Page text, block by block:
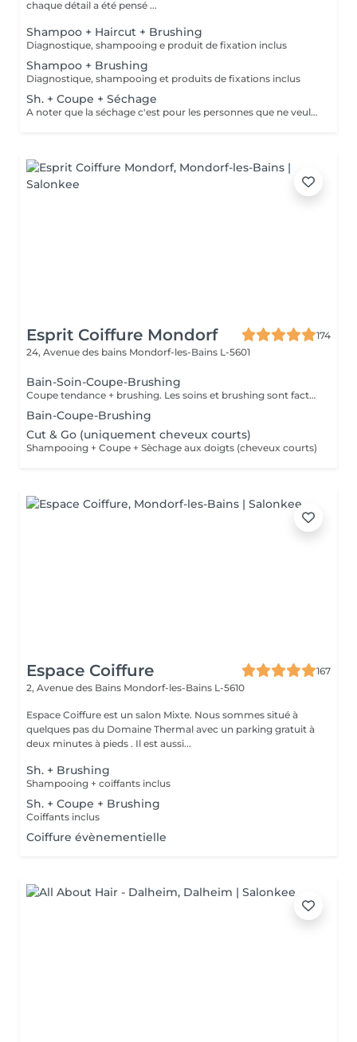
chaque détail a été pensé ...
Shampoo + Haircut + Brushing
Diagnostique, shampooing e produit de fixation inclus
Shampoo + Brushing
Diagnostique, shampooing et produits de fixations inclus
Sh. + Coupe + Séchage
A noter que la séchage c'est pour les personnes que ne veulent pas faire le brushing. C'est simplement pour en enlever l'excès de l'eau du cheveux!
Esprit Coiffure Mondorf
174
24, Avenue des bains Mondorf-les-Bains L-5601
Bain-Soin-Coupe-Brushing
Coupe tendance + brushing. Les soins et brushing sont facturés en fonction de la longueur des cheveux.
Bain-Coupe-Brushing
Cut & Go (uniquement cheveux courts)
Shampooing + Coupe + Sèchage aux doigts (cheveux courts)
Espace Coiffure
167
2, Avenue des Bains Mondorf-les-Bains L-5610
Espace Coiffure est un salon Mixte. Nous sommes situé à
quelques pas du Domaine Thermal avec un parking gratuit à
deux minutes à pieds . Il est aussi...
Sh. + Brushing
Shampooing + coiffants inclus
Sh. + Coupe + Brushing
Coiffants inclus
Coiffure évènementielle